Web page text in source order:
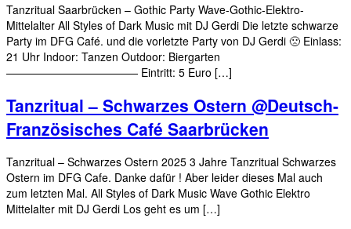
Tanzritual Saarbrücken – Gothic Party Wave-Gothic-Elektro-
Mittelalter All Styles of Dark Music mit DJ Gerdi Die letzte schwarze
Party im DFG Café. und die vorletzte Party von DJ Gerdi 🙁 Einlass:
21 Uhr Indoor: Tanzen Outdoor: Biergarten
———————————— Eintritt: 5 Euro […]
Tanzritual – Schwarzes Ostern @Deutsch-
Französisches Café Saarbrücken
Tanzritual – Schwarzes Ostern 2025 3 Jahre Tanzritual Schwarzes
Ostern im DFG Cafe. Danke dafür ! Aber leider dieses Mal auch
zum letzten Mal. All Styles of Dark Music Wave Gothic Elektro
Mittelalter mit DJ Gerdi Los geht es um […]